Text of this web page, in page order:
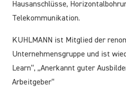
Hausanschlüsse,
Telekommunikation.
KUHLMANN ist Mitglied der
Unternehmensgruppe und ist
Learn“, „Anerkannt guter
Arbeitgeber“